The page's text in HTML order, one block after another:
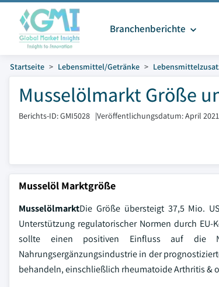
Branchenberichte
Startseite Lebensmittel/Getränke
Musselölmarkt Größe
Berichts-ID: GMI5028 |Veröffentlichungsdatum: April 2021
Musselöl Marktgröße
MusselölmarktDie Größe übersteigt 37,5 Mio.
Unterstützung regulatorischer Normen durch
sollte einen positiven Einfluss auf die
Nahrungsergänzungsindustrie in der
behandeln, einschließlich rheumatoide Arthritis &